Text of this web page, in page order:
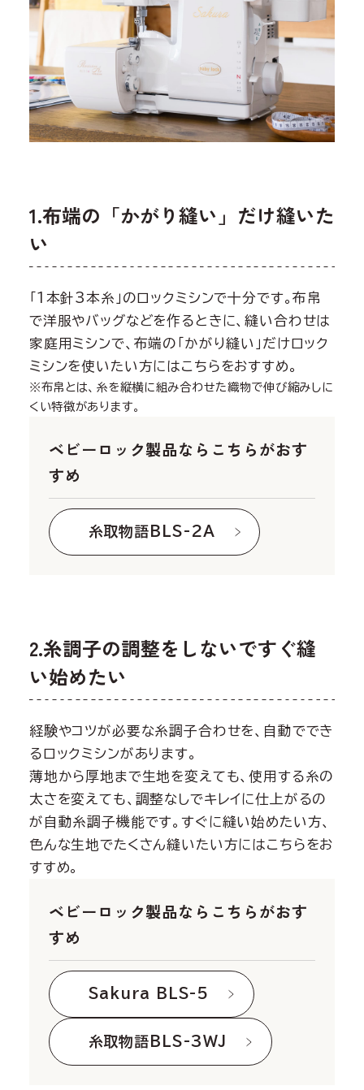
1.布端の「かがり縫い」だけ縫いた
い
「1本針3本糸」のロックミシンで十分です。布帛
で洋服やバッグなどを作るときに、縫い合わせは
家庭用ミシンで、布端の「かがり縫い」だけロック
ミシンを使いたい方にはこちらをおすすめ。
※布帛とは、糸を縦横に組み合わせた織物で伸び縮みしに
くい特徴があります。
ベビーロック製品ならこちらがおす
すめ
糸取物語BLS-2A
2.糸調子の調整をしないですぐ縫
い始めたい
経験やコツが必要な糸調子合わせを、自動ででき
るロックミシンがあります。
薄地から厚地まで生地を変えても、使用する糸の
太さを変えても、調整なしでキレイに仕上がるの
が自動糸調子機能です。すぐに縫い始めたい方、
色んな生地でたくさん縫いたい方にはこちらをお
すすめ。
ベビーロック製品ならこちらがおす
すめ
Sakura BLS-5
糸取物語BLS-3WJ